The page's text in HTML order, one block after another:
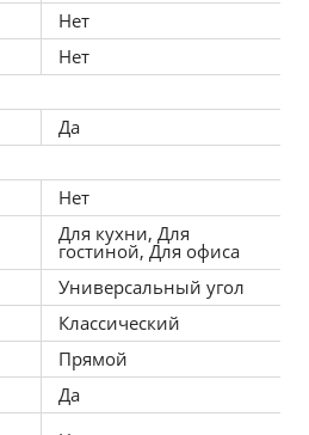
не трансформируется,
модель для отдыха за
или чтения любимой
Нет
Нет
Да
Нет
Для кухни, Для
гостиной, Для офиса
Универсальный угол
Классический
Прямой
Да